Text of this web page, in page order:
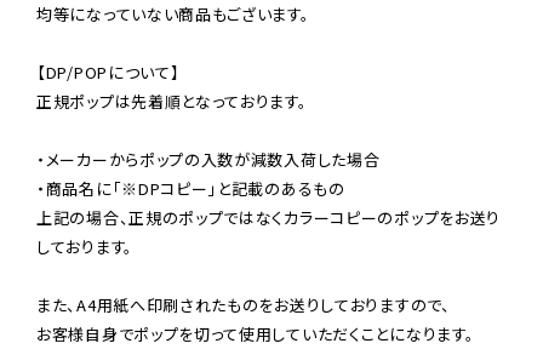
均等になっていない商品もございます。
【DP/POPについて】
正規ポップは先着順となっております。
・メーカーからポップの入数が減数入荷した場合
・商品名に「※DPコピー」と記載のあるもの
上記の場合、正規のポップではなくカラーコピーのポップをお送り
しております。
また、A4用紙へ印刷されたものをお送りしておりますので、
お客様自身でポップを切って使用していただくことになります。